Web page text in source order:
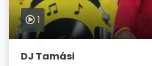
1
DJ Tamási